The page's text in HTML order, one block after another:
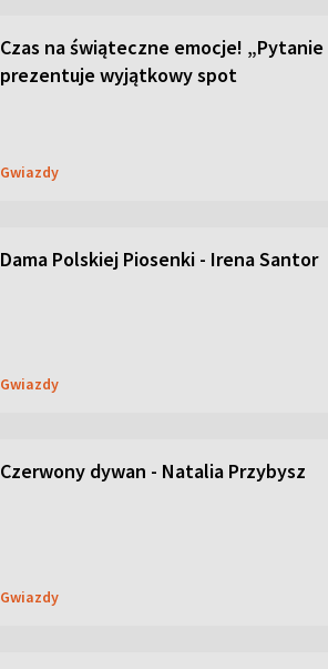
Czas na świąteczne emocje! „Pytanie
prezentuje wyjątkowy spot
Gwiazdy
Dama Polskiej Piosenki - Irena Santor
Gwiazdy
Czerwony dywan - Natalia Przybysz
Gwiazdy